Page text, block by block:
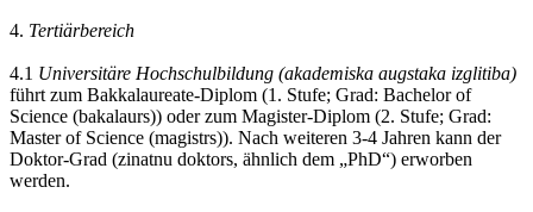
4. Tertiärbereich
4.1 Universitäre Hochschulbildung (akademiska augstaka izglitiba)
führt zum Bakkalaureate-Diplom (1. Stufe; Grad: Bachelor of
Science (bakalaurs)) oder zum Magister-Diplom (2. Stufe; Grad:
Master of Science (magistrs)). Nach weiteren 3-4 Jahren kann der
Doktor-Grad (zinatnu doktors, ähnlich dem „PhD“) erworben
werden.